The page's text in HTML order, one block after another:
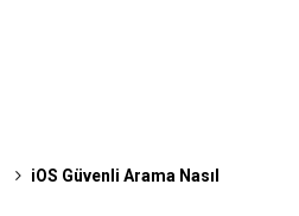
iOS Güvenli Arama Nasıl